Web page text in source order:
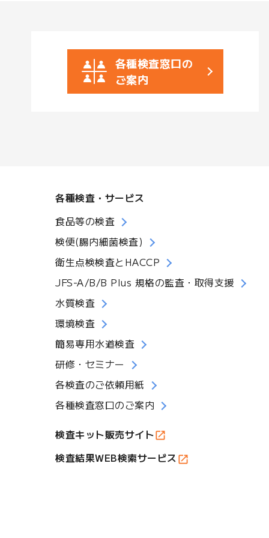
各種検査窓口の
ご案内
各種検査・サービス
食品等の検査
検便(腸内細菌検査)
衛生点検検査とHACCP
JFS-A/B/B Plus 規格の監査・取得支援
水質検査
環境検査
簡易専用水道検査
研修・セミナー
各検査のご依頼用紙
各種検査窓口のご案内
検査キット販売サイト
検査結果WEB検索サービス